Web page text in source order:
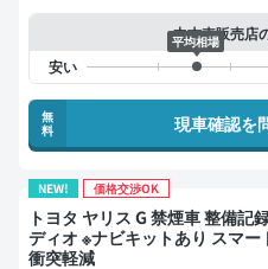
中古車販売店
平均相場
無
料
現車確認を
NEW! 価格交渉OK
トヨタ ヤリス G 禁煙車 整備記録簿あり ディスプレイオー
ディオ ※ナビキットあり スマ
衝突軽減